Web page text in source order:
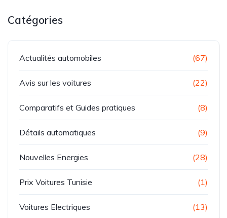
Catégories
Actualités automobiles (67)
Avis sur les voitures (22)
Comparatifs et Guides pratiques (8)
Détails automatiques (9)
Nouvelles Energies (28)
Prix Voitures Tunisie (1)
Voitures Electriques (13)